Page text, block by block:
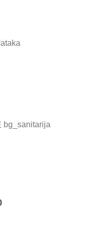
bg_sanitarija